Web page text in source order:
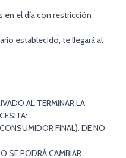
en el día con restricción
establecido, te llegará al
AL TERMINAR LA
FINAL). DE NO
SE PODRÁ CAMBIAR.